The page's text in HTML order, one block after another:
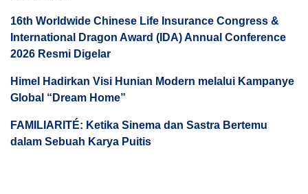
16th Worldwide Chinese Life Insurance Congress &
International Dragon Award (IDA) Annual Conference
2026 Resmi Digelar
Himel Hadirkan Visi Hunian Modern melalui Kampanye
Global “Dream Home”
FAMILIARITÉ: Ketika Sinema dan Sastra Bertemu
dalam Sebuah Karya Puitis